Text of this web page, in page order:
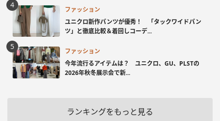
ファッション
ユニクロ新作パンツが優秀！ 「タックワイドパン
ツ」と徹底比較＆着回しコーデ...
ファッション
今年流行るアイテムは？ ユニクロ、GU、PLSTの
2026年秋冬展示会で新...
ランキングをもっと見る